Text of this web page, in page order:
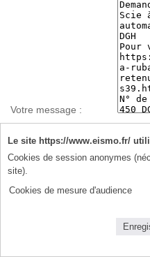
Votre message :
Données personnelles :
J'accepte de recevoir à
offres promotionnelles
J'accepte la politique de
Le site https://www.eismo.fr/
Cookies de session anonymes
site).
Cookies de mesure d'audience